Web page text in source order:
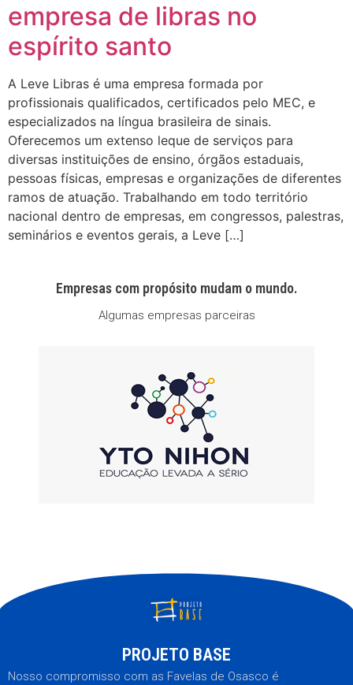
empresa de libras no
espírito santo
A Leve Libras é uma empresa formada por
profissionais qualificados, certificados pelo MEC, e
especializados na língua brasileira de sinais.
Oferecemos um extenso leque de serviços para
diversas instituições de ensino, órgãos estaduais,
pessoas físicas, empresas e organizações de diferentes
ramos de atuação. Trabalhando em todo território
nacional dentro de empresas, em congressos, palestras,
seminários e eventos gerais, a Leve […]
Empresas com propósito mudam o mundo.
Algumas empresas parceiras
PROJETO BASE
Nosso compromisso com as Favelas de Osasco é